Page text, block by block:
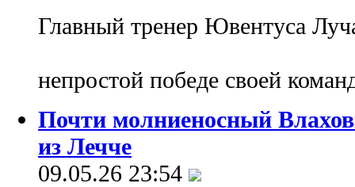
Главный тренер Ювентуса
непростой победе своей
Почти молниеносный
из Лечче
09.05.26 23:54